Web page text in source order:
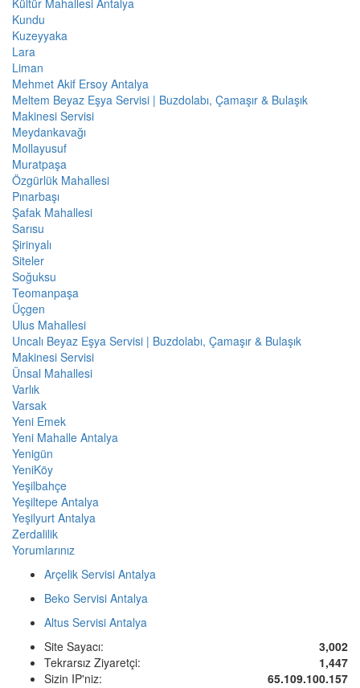
Kundu
Kuzeyyaka
Lara
Liman
Mehmet Akif Ersoy Antalya
Meltem Beyaz Eşya Servisi | Buzdolabı, Çamaşır & Bulaşık
Makinesi Servisi
Meydankavağı
Mollayusuf
Muratpaşa
Özgürlük Mahallesi
Pınarbaşı
Şafak Mahallesi
Sarısu
Şirinyalı
Siteler
Soğuksu
Teomanpaşa
Üçgen
Ulus Mahallesi
Uncalı Beyaz Eşya Servisi | Buzdolabı, Çamaşır & Bulaşık
Makinesi Servisi
Ünsal Mahallesi
Varlık
Varsak
Yeni Emek
Yeni Mahalle Antalya
Yenigün
YeniKöy
Yeşilbahçe
Yeşiltepe Antalya
Yeşilyurt Antalya
Zerdalilik
Yorumlarınız
Arçelik Servisi Antalya
Beko Servisi Antalya
Altus Servisi Antalya
Site Sayacı:
3,002
Tekrarsız Ziyaretçi:
1,447
Sizin IP'niz:
65.109.100.157